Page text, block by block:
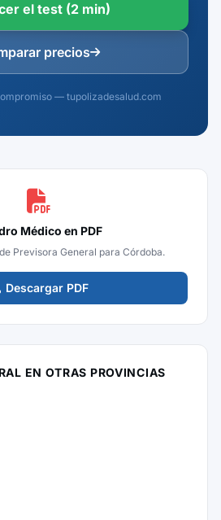
el test (2 min)
precios
— tupolizadesalud.com
Médico en PDF
Previsora General para Córdoba.
Descargar PDF
EN OTRAS PROVINCIAS